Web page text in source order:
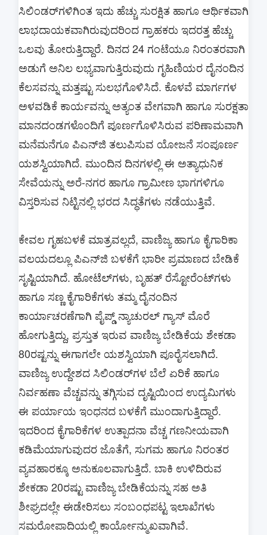
ಸಿಲಿಂಡರ್‌ಗಳಿಗಿಂತ ಇದು ಹೆಚ್ಚು ಸುರಕ್ಷಿತ ಹಾಗೂ ಆರ್ಥಿಕವಾಗಿ
ಲಾಭದಾಯಕವಾಗಿರುವುದರಿಂದ ಗ್ರಾಹಕರು ಇದರತ್ತ ಹೆಚ್ಚು
ಒಲವು ತೋರುತ್ತಿದ್ದಾರೆ. ದಿನದ 24 ಗಂಟೆಯೂ ನಿರಂತರವಾಗಿ
ಅಡುಗೆ ಅನಿಲ ಲಭ್ಯವಾಗುತ್ತಿರುವುದು ಗೃಹಿಣಿಯರ ದೈನಂದಿನ
ಕೆಲಸವನ್ನು ಮತ್ತಷ್ಟು ಸುಲಭಗೊಳಿಸಿದೆ. ಕೊಳವೆ ಮಾರ್ಗಗಳ
ಅಳವಡಿಕೆ ಕಾರ್ಯವನ್ನು ಅತ್ಯಂತ ವೇಗವಾಗಿ ಹಾಗೂ ಸುರಕ್ಷತಾ
ಮಾನದಂಡಗಳೊಂದಿಗೆ ಪೂರ್ಣಗೊಳಿಸಿರುವ ಪರಿಣಾಮವಾಗಿ
ಮನೆಮನೆಗೂ ಪಿಎನ್‌ಜಿ ತಲುಪಿಸುವ ಯೋಜನೆ ಸಂಪೂರ್ಣ
ಯಶಸ್ವಿಯಾಗಿದೆ. ಮುಂದಿನ ದಿನಗಳಲ್ಲಿ ಈ ಅತ್ಯಾಧುನಿಕ
ಸೇವೆಯನ್ನು ಅರೆ-ನಗರ ಹಾಗೂ ಗ್ರಾಮೀಣ ಭಾಗಗಳಿಗೂ
ವಿಸ್ತರಿಸುವ ನಿಟ್ಟಿನಲ್ಲಿ ಭರದ ಸಿದ್ಧತೆಗಳು ನಡೆಯುತ್ತಿವೆ.
ಕೇವಲ ಗೃಹಬಳಕೆ ಮಾತ್ರವಲ್ಲದೆ, ವಾಣಿಜ್ಯ ಹಾಗೂ ಕೈಗಾರಿಕಾ
ವಲಯದಲ್ಲೂ ಪಿಎನ್‌ಜಿ ಬಳಕೆಗೆ ಭಾರೀ ಪ್ರಮಾಣದ ಬೇಡಿಕೆ
ಸೃಷ್ಟಿಯಾಗಿದೆ. ಹೋಟೆಲ್‌ಗಳು, ಬೃಹತ್ ರೆಸ್ಟೋರೆಂಟ್‌ಗಳು
ಹಾಗೂ ಸಣ್ಣ ಕೈಗಾರಿಕೆಗಳು ತಮ್ಮ ದೈನಂದಿನ
ಕಾರ್ಯಾಚರಣೆಗಾಗಿ ಪೈಪ್ಡ್ ನ್ಯಾಚುರಲ್ ಗ್ಯಾಸ್ ಮೊರೆ
ಹೋಗುತ್ತಿದ್ದು, ಪ್ರಸ್ತುತ ಇರುವ ವಾಣಿಜ್ಯ ಬೇಡಿಕೆಯ ಶೇಕಡಾ
80ರಷ್ಟನ್ನು ಈಗಾಗಲೇ ಯಶಸ್ವಿಯಾಗಿ ಪೂರೈಸಲಾಗಿದೆ.
ವಾಣಿಜ್ಯ ಉದ್ದೇಶದ ಸಿಲಿಂಡರ್‌ಗಳ ಬೆಲೆ ಏರಿಕೆ ಹಾಗೂ
ನಿರ್ವಹಣಾ ವೆಚ್ಚವನ್ನು ತಗ್ಗಿಸುವ ದೃಷ್ಟಿಯಿಂದ ಉದ್ಯಮಿಗಳು
ಈ ಪರ್ಯಾಯ ಇಂಧನದ ಬಳಕೆಗೆ ಮುಂದಾಗುತ್ತಿದ್ದಾರೆ.
ಇದರಿಂದ ಕೈಗಾರಿಕೆಗಳ ಉತ್ಪಾದನಾ ವೆಚ್ಚ ಗಣನೀಯವಾಗಿ
ಕಡಿಮೆಯಾಗುವುದರ ಜೊತೆಗೆ, ಸುಗಮ ಹಾಗೂ ನಿರಂತರ
ವ್ಯವಹಾರಕ್ಕೂ ಅನುಕೂಲವಾಗುತ್ತಿದೆ. ಬಾಕಿ ಉಳಿದಿರುವ
ಶೇಕಡಾ 20ರಷ್ಟು ವಾಣಿಜ್ಯ ಬೇಡಿಕೆಯನ್ನು ಸಹ ಅತಿ
ಶೀಘ್ರದಲ್ಲೇ ಈಡೇರಿಸಲು ಸಂಬಂಧಪಟ್ಟ ಇಲಾಖೆಗಳು
ಸಮರೋಪಾದಿಯಲ್ಲಿ ಕಾರ್ಯೋನ್ಮುಖವಾಗಿವೆ.